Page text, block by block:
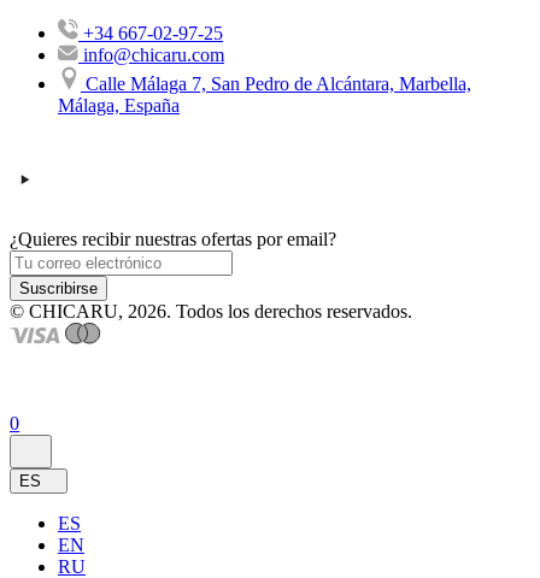
+34 667-02-97-25
info@chicaru.com
Calle Málaga 7, San Pedro de Alcántara, Marbella,
Málaga, España
¿Quieres recibir nuestras ofertas por email?
Suscribirse
© CHICARU, 2026. Todos los derechos reservados.
0
ES
ES
EN
RU